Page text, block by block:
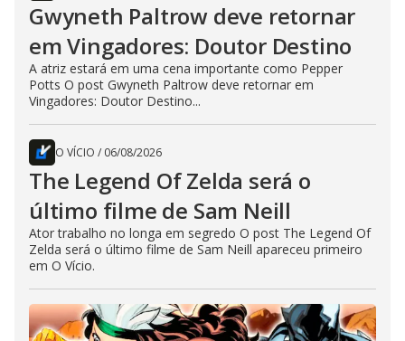
Gwyneth Paltrow deve retornar
em Vingadores: Doutor Destino
A atriz estará em uma cena importante como Pepper
Potts O post Gwyneth Paltrow deve retornar em
Vingadores: Doutor Destino...
O VÍCIO / 06/08/2026
The Legend Of Zelda será o
último filme de Sam Neill
Ator trabalho no longa em segredo O post The Legend Of
Zelda será o último filme de Sam Neill apareceu primeiro
em O Vício.